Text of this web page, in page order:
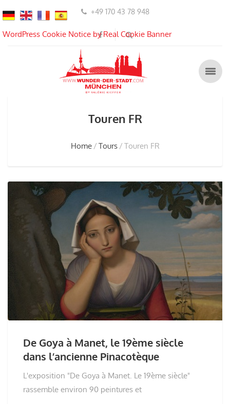
+49 170 43 78 948
Touren FR
Home Tours Touren FR
De Goya à Manet, le 19ème siècle
dans l’ancienne Pinacotèque
L'exposition "De Goya à Manet. Le 19ème siècle"
rassemble environ 90 peintures et
WordPress Cookie Notice by Real Cookie Banner